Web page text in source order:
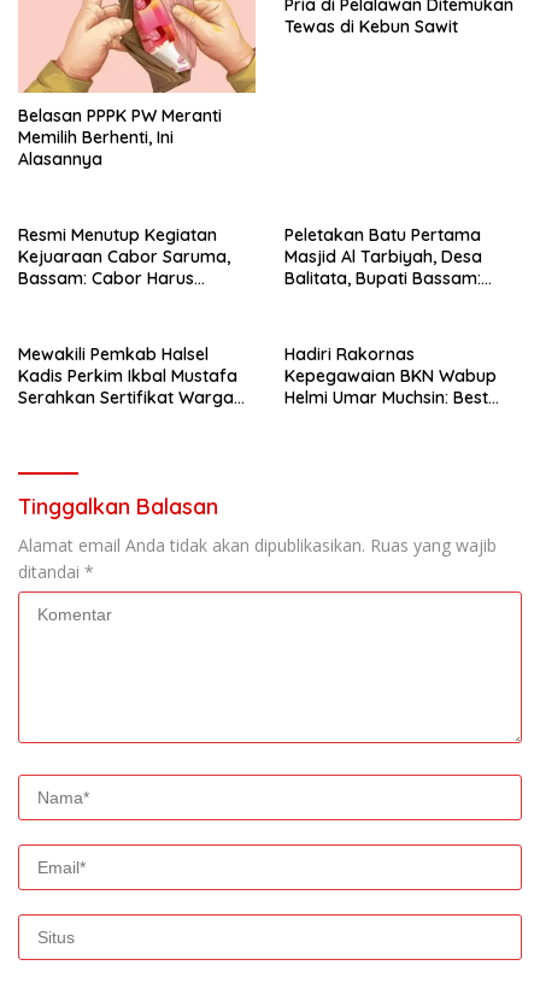
Belasan PPPK PW Meranti
Memilih Berhenti, Ini
Alasannya
Tewas di Kebun Sawit
Resmi Menutup Kegiatan
Kejuaraan Cabor Saruma,
Bassam: Cabor Harus
Peletakan Batu Pertama
Masjid Al Tarbiyah, Desa
Balitata, Bupati Bassam:
Mewakili Pemkab Halsel
Kadis Perkim Ikbal Mustafa
Serahkan Sertifikat Warga
Hadiri Rakornas
Kepegawaian BKN Wabup
Helmi Umar Muchsin: Best
Tinggalkan Balasan
Alamat email Anda tidak akan dipublikasikan. Ruas yang wajib
ditandai *